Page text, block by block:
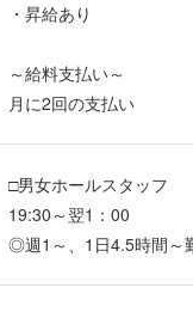
・昇給あり
～給料支払い～
月に2回の支払い
□男女ホールスタッフ
19:30～翌1：00
◎週1～、1日4.5時間～